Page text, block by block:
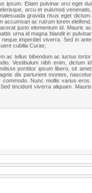
ipsum. Etiam pulvinar orci eget dui
arcu et euismod venenatis,
gravida risus eget dictum.
accumsan ac rutrum lorem eleifend.
justo elementum id. Mauris ac
urna id magna blandit in pulvinar
imperdiet viverra. Sed in ante
cubilia Curae;
ac tellus bibendum ac luctus tortor
Vestibulum nibh enim, dictum id
porttitor ipsum libero, sit amet
dis parturient montes, nascetur
Nunc mollis varius eros.
tincidunt viverra aliquam. Mauris